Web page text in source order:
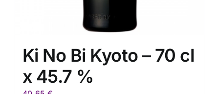
Ki No Bi Kyoto – 70 cl
x 45.7 %